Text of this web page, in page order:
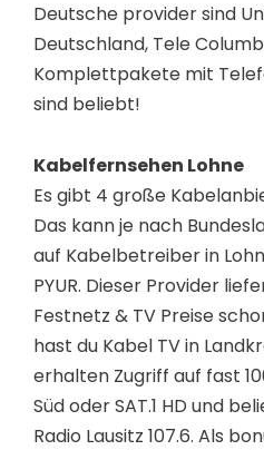
Deutsche provider sind
Deutschland, Tele
Komplettpakete mit
sind beliebt!
Kabelfernsehen Lohne
Es gibt 4 große
Das kann je nach
auf Kabelbetreiber in
PYUR. Dieser Provider
Festnetz & TV Preise
hast du Kabel TV in
erhalten Zugriff auf fast
Süd oder SAT.1 HD und
Radio Lausitz 107.6. Als